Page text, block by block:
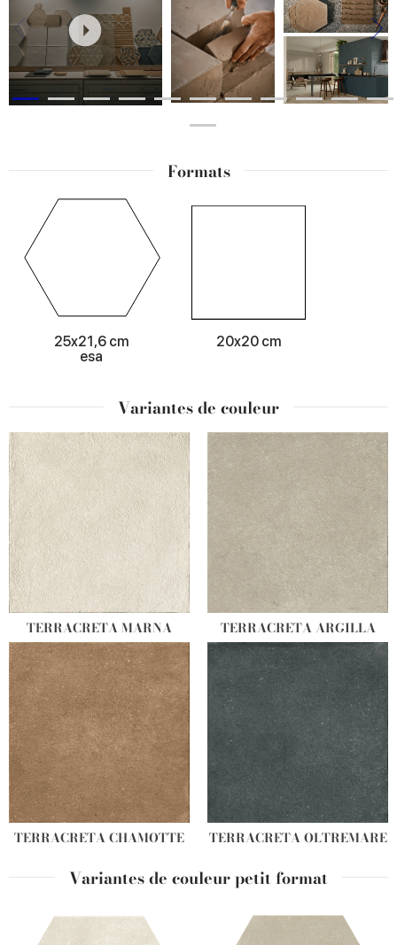
Formats
25x21,6 cm
esa
20x20 cm
Variantes de couleur
TERRACRETA MARNA TERRACRETA ARGILLA
TERRACRETA CHAMOTTE TERRACRETA OLTREMARE
Variantes de couleur petit format